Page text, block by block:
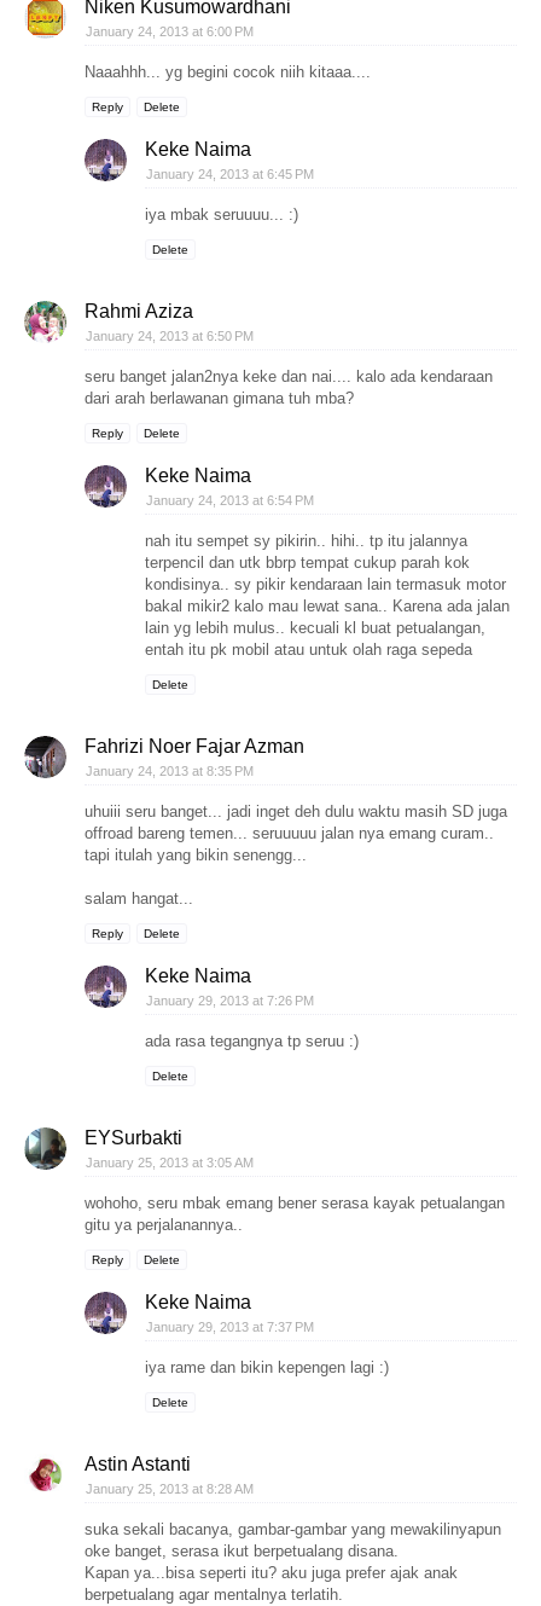
Niken Kusumowardhani
January 24, 2013 at 6:00 PM
Naaahhh... yg begini cocok niih kitaaa....
Reply Delete
Keke Naima
January 24, 2013 at 6:45 PM
iya mbak seruuuu... :)
Delete
Rahmi Aziza
January 24, 2013 at 6:50 PM
seru banget jalan2nya keke dan nai.... kalo ada kendaraan
dari arah berlawanan gimana tuh mba?
Reply Delete
Keke Naima
January 24, 2013 at 6:54 PM
nah itu sempet sy pikirin.. hihi.. tp itu jalannya
terpencil dan utk bbrp tempat cukup parah kok
kondisinya.. sy pikir kendaraan lain termasuk motor
bakal mikir2 kalo mau lewat sana.. Karena ada jalan
lain yg lebih mulus.. kecuali kl buat petualangan,
entah itu pk mobil atau untuk olah raga sepeda
Delete
Fahrizi Noer Fajar Azman
January 24, 2013 at 8:35 PM
uhuiii seru banget... jadi inget deh dulu waktu masih SD juga
offroad bareng temen... seruuuuu jalan nya emang curam..
tapi itulah yang bikin senengg...
salam hangat...
Reply Delete
Keke Naima
January 29, 2013 at 7:26 PM
ada rasa tegangnya tp seruu :)
Delete
EYSurbakti
January 25, 2013 at 3:05 AM
wohoho, seru mbak emang bener serasa kayak petualangan
gitu ya perjalanannya..
Reply Delete
Keke Naima
January 29, 2013 at 7:37 PM
iya rame dan bikin kepengen lagi :)
Delete
Astin Astanti
January 25, 2013 at 8:28 AM
suka sekali bacanya, gambar-gambar yang mewakilinyapun
oke banget, serasa ikut berpetualang disana.
Kapan ya...bisa seperti itu? aku juga prefer ajak anak
berpetualang agar mentalnya terlatih.